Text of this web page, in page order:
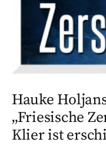
Hauke
„Friesische
Klier ist